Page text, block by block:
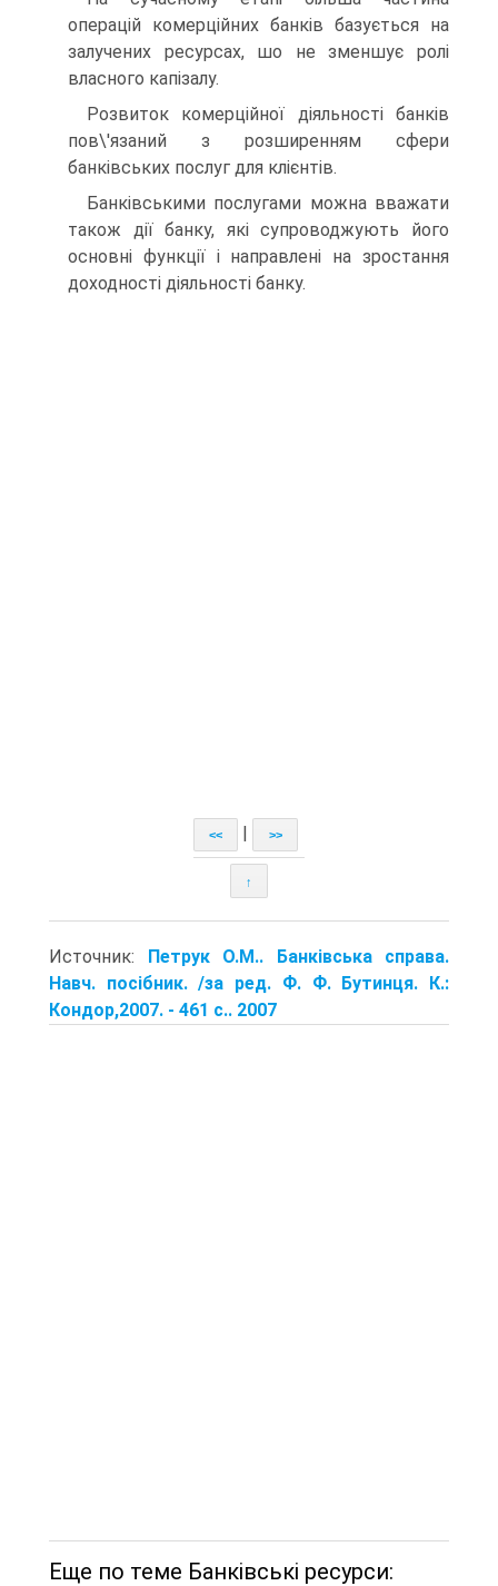
операцій комерційних банків базується на
залучених ресурсах, шо не зменшує ролі
власного капізалу.
Розвиток комерційної діяльності банків
пов\'язаний з розширенням сфери
банківських послуг для клієнтів.
Банківськими послугами можна вважати
також дії банку, які супроводжують його
основні функції і направлені на зростання
доходності діяльності банку.
<< >>
↑
Источник: Петрук О.М.. Банківська справа.
Навч. посібник. /за ред. Ф. Ф. Бутинця. К.:
Кондор,2007. - 461 с.. 2007
Еще по теме Банківські ресурси: